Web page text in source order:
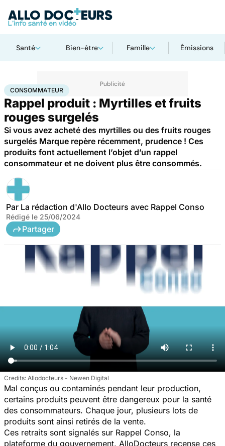
Santé Bien-être Famille Émissions
AccueilSantéConsommateur
CONSOMMATEUR
Rappel produit : Myrtilles et fruits
rouges surgelés
Si vous avez acheté des myrtilles ou des fruits rouges
surgelés Marque repère récemment, prudence ! Ces
produits font actuellement l’objet d’un rappel
consommateur et ne doivent plus être consommés.
Par La rédaction d'Allo Docteurs avec Rappel Conso
Rédigé le 25/06/2024
Partager
Allodocteurs - Newen Digital
Mal conçus ou contaminés pendant leur production,
certains produits peuvent être dangereux pour la santé
des consommateurs. Chaque jour, plusieurs lots de
produits sont ainsi retirés de la vente.
Ces retraits sont signalés sur Rappel Conso, la
plateforme du gouvernement. AlloDocteurs recense ces